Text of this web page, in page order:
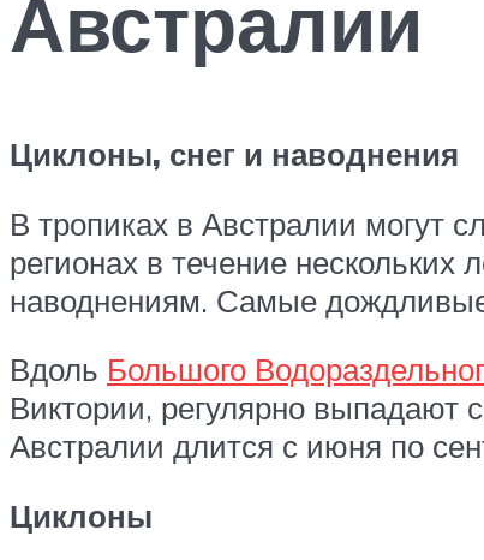
Австралии
Циклоны, снег и наводнения
В тропиках в Австралии могут
регионах в течение нескольких
наводнениям. Самые
Вдоль Большого
Виктории, регулярно выпадают
Австралии длится с июня по
Циклоны